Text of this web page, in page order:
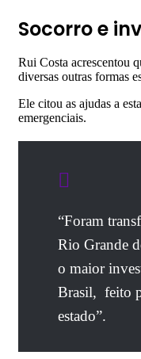
Socorro e
Rui Costa acrescentou
diversas outras formas
Ele citou as ajudas a
emergenciais.
“Foram
Rio Grande
o maior
Brasil, feito
estado”.